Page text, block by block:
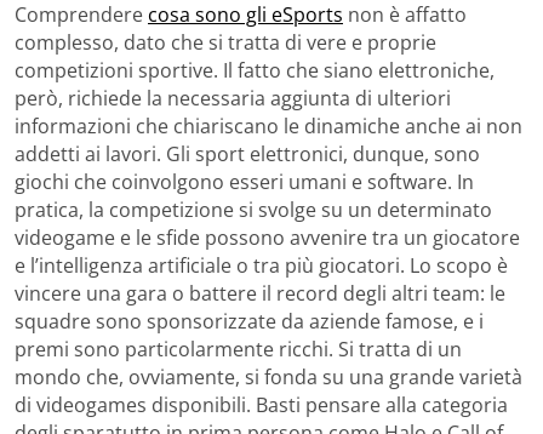
Comprendere cosa sono gli eSports non è affatto
complesso, dato che si tratta di vere e proprie
competizioni sportive. Il fatto che siano elettroniche,
però, richiede la necessaria aggiunta di ulteriori
informazioni che chiariscano le dinamiche anche ai non
addetti ai lavori. Gli sport elettronici, dunque, sono
giochi che coinvolgono esseri umani e software. In
pratica, la competizione si svolge su un determinato
videogame e le sfide possono avvenire tra un giocatore
e l’intelligenza artificiale o tra più giocatori. Lo scopo è
vincere una gara o battere il record degli altri team: le
squadre sono sponsorizzate da aziende famose, e i
premi sono particolarmente ricchi. Si tratta di un
mondo che, ovviamente, si fonda su una grande varietà
di videogames disponibili. Basti pensare alla categoria